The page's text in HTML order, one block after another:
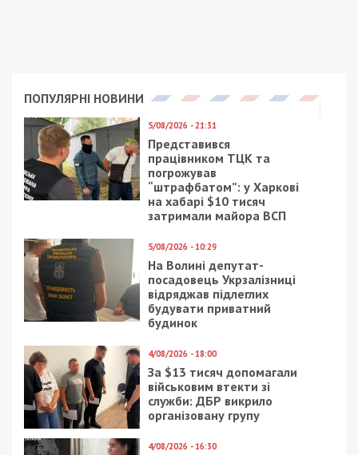
ПОПУЛЯРНІ НОВИНИ
5/08/2026 - 21:31
Представився
працівником ТЦК та
погрожував
“штрафбатом”: у Харкові
на хабарі $10 тисяч
затримали майора ВСП
5/08/2026 - 10:29
На Волині депутат-
посадовець Укрзалізниці
відряджав підлеглих
будувати приватний
будинок
4/08/2026 - 18:00
За $13 тисяч допомагали
військовим втекти зі
служби: ДБР викрило
організовану групу
4/08/2026 - 16:30